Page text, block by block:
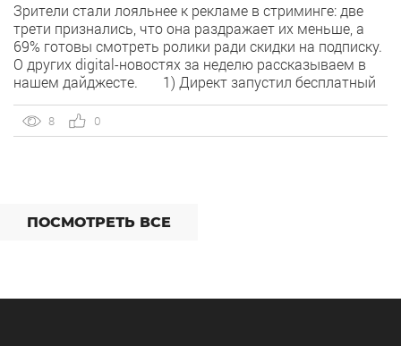
Зрители стали лояльнее к рекламе в стриминге: две
трети признались, что она раздражает их меньше, а
69% готовы смотреть ролики ради скидки на подписку.
О других digital-новостях за неделю рассказываем в
нашем дайджесте. 1) Директ запустил бесплатный
встроенный динамический коллтрекинг — без доплат и
интеграций со сторонними сервисами. […]
8 0
ПОСМОТРЕТЬ ВСЕ